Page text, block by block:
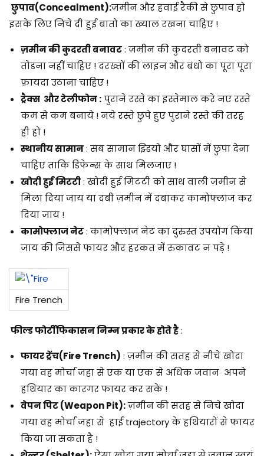
छुपाव(Concealment):ज़मीन और हवाई रैकी से छुपाव हो
इसके लिए निचे दी हुई बातो का ख्याल रखना चाहिए !
ज़मीन की कुदरती बनावट: ज़मीन की कुदरती बनावट को
तोडना नहीं चाहिए ! दरख्तों की लाइन और बंधो का पूरा पूरा
फ़ायदा उठाना चाहिए !
ट्रैक्स और टेलीफोन :पुराने रस्ते का इस्तेमाल करे नए रस्ते
कम से कम बनाये ! नये रस्ते छुपे हुए पुराने रस्ते की तरह
ही हो !
स्थानीय सामान: सब सामान झ्डियो और घासों में छुपा देना
चाहिए ताकि डिफेन्स के साथ मिलजाए !
खोदी हुई मिटटी: खोदी हुई मिटटी को साथ वाली ज़मीन से
मिला दिया जाय या दबी ज़मीन में दबाकर कामोफ्लाज कर
दिया जाय !
कामोफ्लाज नेट: कामोफ्लाज नेट का दुरुस्त उपयोग किया
जाय की जिससे फायर और हरकत में रुकावट न पड़े !
Fire Trench
फील्ड फोर्टीफिकासननिम्न प्रकार के होते है:
फायर ट्रेंच(Fire Trench) : ज़मीन की सतह से नीचे खोदा
गया वह मोर्चा जहा से एक या एक से अधिक जवान अपने
हथियार का कारगर फायर कर सके !
वेपन पिट (Weapon Pit):ज़मीन की सतह से निचे खोदा
गया वह मोर्चा जहा से हाई trajectory के हथियारों से फायर
किया जा सकता है !